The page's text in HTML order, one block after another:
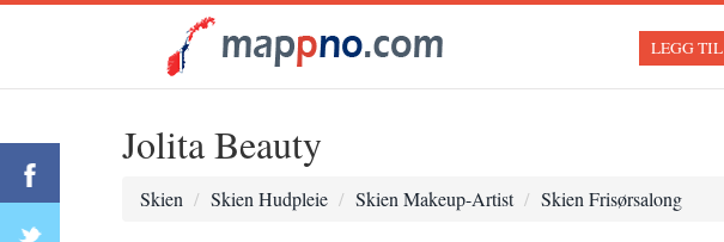
LEGG TIL
Jolita Beauty
Skien Skien Hudpleie Skien Makeup-Artist Skien Frisørsalong